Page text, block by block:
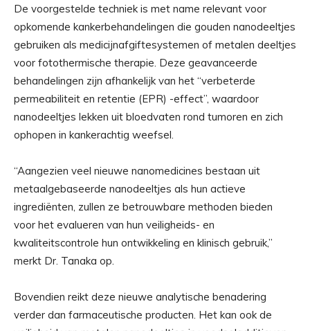
De voorgestelde techniek is met name relevant voor
opkomende kankerbehandelingen die gouden nanodeeltjes
gebruiken als medicijnafgiftesystemen of metalen deeltjes
voor fotothermische therapie. Deze geavanceerde
behandelingen zijn afhankelijk van het “verbeterde
permeabiliteit en retentie (EPR) -effect”, waardoor
nanodeeltjes lekken uit bloedvaten rond tumoren en zich
ophopen in kankerachtig weefsel.
“Aangezien veel nieuwe nanomedicines bestaan ​​uit
metaalgebaseerde nanodeeltjes als hun actieve
ingrediënten, zullen ze betrouwbare methoden bieden
voor het evalueren van hun veiligheids- en
kwaliteitscontrole hun ontwikkeling en klinisch gebruik,”
merkt Dr. Tanaka op.
Bovendien reikt deze nieuwe analytische benadering
verder dan farmaceutische producten. Het kan ook de